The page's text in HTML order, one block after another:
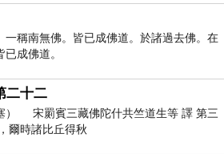
一稱南無佛。皆已成佛道。於諸過去佛。在
成佛道。
二十二
） 宋罽賓三藏佛陀什共竺道生等 譯 第三
爾時諸比丘得秋